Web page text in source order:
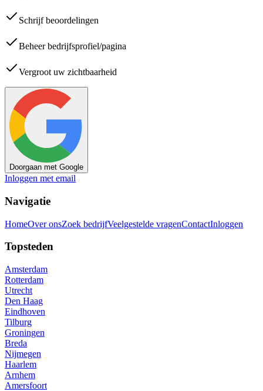
Schrijf beoordelingen
Beheer bedrijfsprofiel/pagina
Vergroot uw zichtbaarheid
Doorgaan met Google
Inloggen met email
Navigatie
HomeOver onsZoek bedrijfVeelgestelde vragenContactInloggen
Topsteden
Amsterdam
Rotterdam
Utrecht
Den Haag
Eindhoven
Tilburg
Groningen
Breda
Nijmegen
Haarlem
Arnhem
Amersfoort